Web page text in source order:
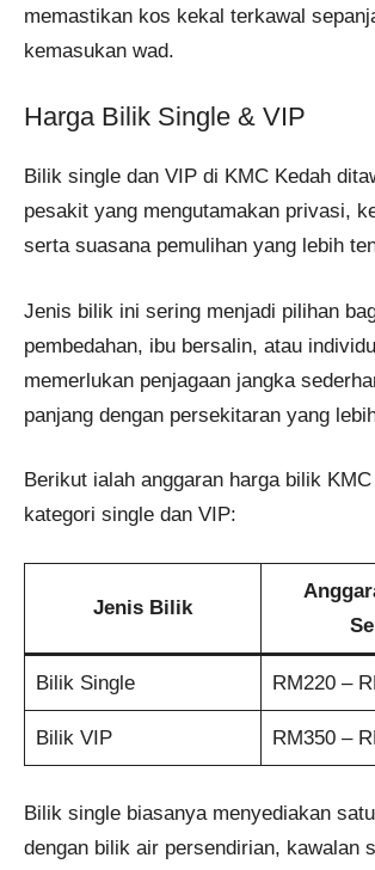
memastikan kos kekal terkawal
kemasukan wad.
Harga Bilik Single & VIP
Bilik single dan VIP di KMC Kedah
pesakit yang mengutamakan privasi,
serta suasana pemulihan yang lebih
Jenis bilik ini sering menjadi pilihan
pembedahan, ibu bersalin, atau
memerlukan penjagaan jangka
panjang dengan persekitaran yang
Berikut ialah anggaran harga bilik
kategori single dan VIP:
Jenis Bilik
Bilik Single RM220 –
Bilik VIP RM350 –
Bilik single biasanya menyediakan
dengan bilik air persendirian, kawalan